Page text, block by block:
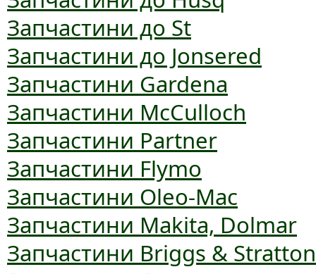
Запчастини до St
Запчастини до Jonsered
Запчастини Gardena
Запчастини McCulloch
Запчастини Partner
Запчастини Flymo
Запчастини Oleo-Mac
Запчастини Makita, Dolmar
Запчастини Briggs & Stratton